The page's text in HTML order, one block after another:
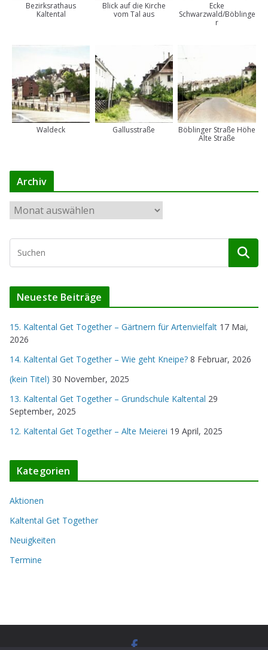
Bezirksrathaus
Kaltental
Blick auf die Kirche
vom Tal aus
Ecke
Schwarzwald/Böblinge
r
Waldeck Gallusstraße
Böblinger Straße Höhe
Alte Straße
Archiv
c
i
Neueste Beiträge
15. Kaltental Get Together – Gärtnern für Artenvielfalt 17 Mai,
2026
14. Kaltental Get Together – Wie geht Kneipe? 8 Februar, 2026
(kein Titel) 30 November, 2025
13. Kaltental Get Together – Grundschule Kaltental 29
September, 2025
12. Kaltental Get Together – Alte Meierei 19 April, 2025
Kategorien
Aktionen
Kaltental Get Together
Neuigkeiten
Termine